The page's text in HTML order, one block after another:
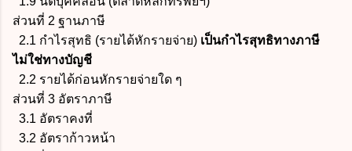
ส่วนที่ 2 ฐานภาษี
2.1 กำไรสุทธิ (รายได้หักรายจ่าย) เป็นกำไรสุทธิทางภาษี
ไม่ใช่ทางบัญชี
2.2 รายได้ก่อนหักรายจ่ายใด ๆ
ส่วนที่ 3 อัตราภาษี
3.1 อัตราคงที่
3.2 อัตราก้าวหน้า